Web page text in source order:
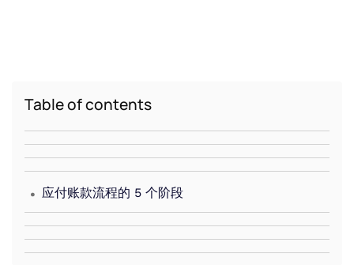
Table of contents
. 应付账款流程的 5 个阶段